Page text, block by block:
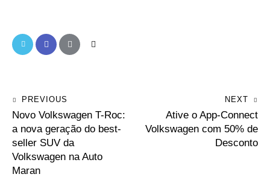
PREVIOUS
Novo Volkswagen T-Roc:
a nova geração do best-
seller SUV da
Volkswagen na Auto
Maran
NEXT
Ative o App-Connect
Volkswagen com 50% de
Desconto